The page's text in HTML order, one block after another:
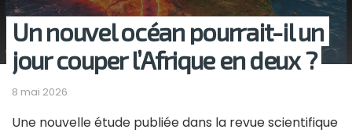
Un nouvel océan pourrait-il un
jour couper l’Afrique en deux ?
8 mai 2026
Une nouvelle étude publiée dans la revue scientifique